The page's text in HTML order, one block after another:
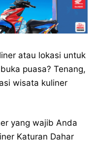
atau lokasi untuk
puasa? Tenang,
wisata kuliner
yang wajib Anda
Katuran Dahar